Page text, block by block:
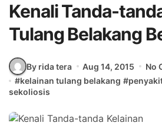
Kenali Tanda-
Tulang Belakang
By rida tera Aug 14, 2015
No
#kelainan tulang belakang #
sekoliosis